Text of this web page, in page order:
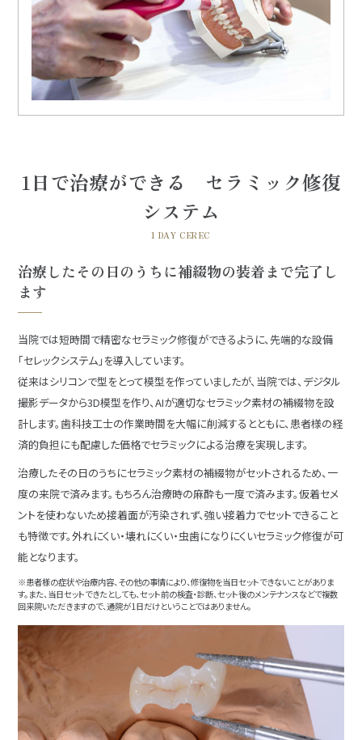
1日で治療ができる セラミック修復
システム
1 DAY CEREC
治療したその日のうちに補綴物の装着まで完了し
ます
当院では短時間で精密なセラミック修復ができるように、先端的な設備
「セレックシステム」を導入しています。
従来はシリコンで型をとって模型を作っていましたが、当院では、デジタル
撮影データから3D模型を作り、AIが適切なセラミック素材の補綴物を設
計します。歯科技工士の作業時間を大幅に削減するとともに、患者様の経
済的負担にも配慮した価格でセラミックによる治療を実現します。
治療したその日のうちにセラミック素材の補綴物がセットされるため、一
度の来院で済みます。もちろん治療時の麻酔も一度で済みます。仮着セメ
ントを使わないため接着面が汚染されず、強い接着力でセットできること
も特徴です。外れにくい・壊れにくい・虫歯になりにくいセラミック修復が可
能となります。
※患者様の症状や治療内容、その他の事情により、修復物を当日セットできないことがありま
す。また、当日セットできたとしても、セット前の検査・診断、セット後のメンテナンスなどで複数
回来院いただきますので、通院が1日だけということではありません。